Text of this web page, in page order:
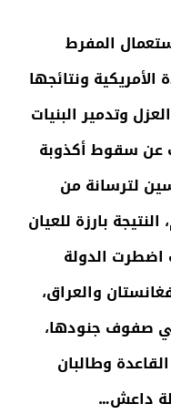
المفرط
ونتائجها
وتدمير البنيات
عن سقوط أكذوبة
لترسانة من
بارزة للعيان
الدولة
والعراق،
صفوف جنودها،
وطالبان
داعش…